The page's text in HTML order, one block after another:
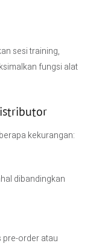
sesi training,
fungsi alat
kekurangan:
dibandingkan
pre-order atau